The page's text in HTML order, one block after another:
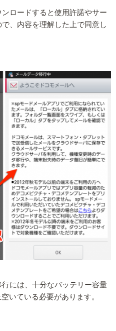
ロードすると使用許諾やサー
、内容を理解した上で同意し
には、十分なバッテリー容量
いている必要があります。